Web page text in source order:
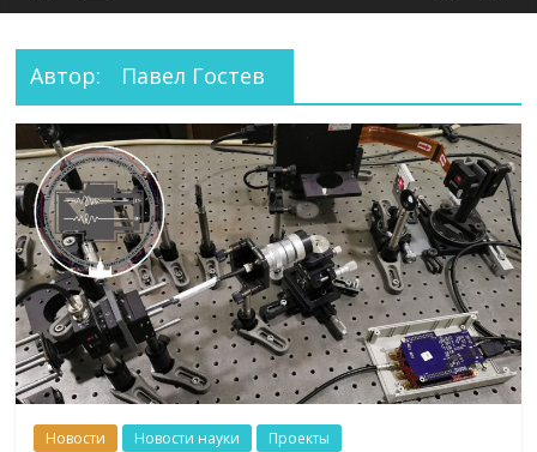
Автор: Павел Гостев
Новости Новости науки Проекты